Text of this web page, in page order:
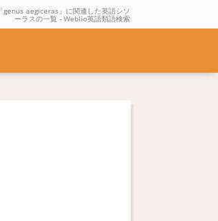
「genus aegiceras」に関連した英語シソ
ーラスの一覧 - Weblio英語類語検索